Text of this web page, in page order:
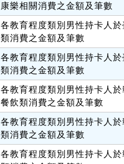
康樂相關消費之金額及筆數
各教育程度類別男性持卡人
類消費之金額及筆數
各教育程度類別男性持卡人
類消費之金額及筆數
各教育程度類別男性持卡人
餐飲類消費之金額及筆數
各教育程度類別男性持卡人
類消費之金額及筆數
各教育程度類別男性持卡人